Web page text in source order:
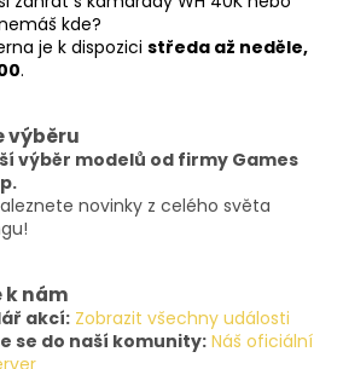
kde?
je k dispozici středa až neděle,
.
výběru
výběr modelů od firmy Games
novinky z celého světa
k nám
akcí: Zobrazit všechny události
se do naší komunity: Náš oficiální